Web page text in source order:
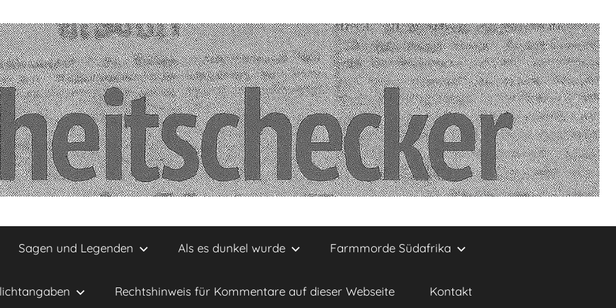
Sagen und Legenden Als es dunkel wurde Farmmorde Südafrika
Rechtshinweis für Kommentare auf dieser Webseite Kontakt